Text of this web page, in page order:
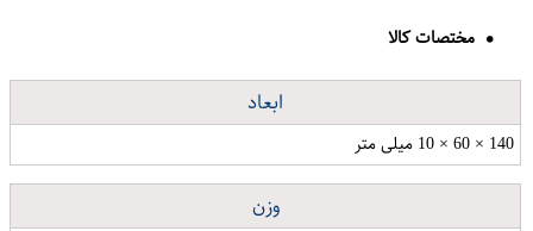
مختصات کالا
ابعاد
140 × 60 × 10 میلی متر
وزن